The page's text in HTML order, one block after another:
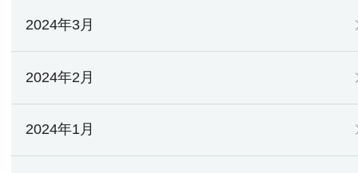
2024年3月
2024年2月
2024年1月